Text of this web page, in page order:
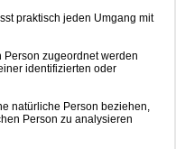
praktisch jeden Umgang mit
zugeordnet werden
identifizierten oder
natürliche Person beziehen,
Person zu analysieren